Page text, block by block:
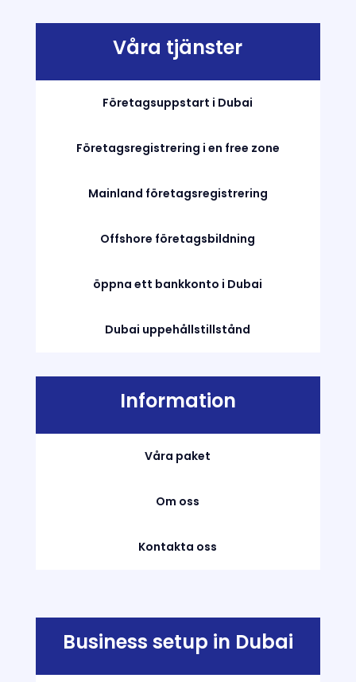
Våra tjänster
Företagsuppstart i Dubai
Företagsregistrering i en free zone
Mainland företagsregistrering
Offshore företagsbildning
öppna ett bankkonto i Dubai
Dubai uppehållstillstånd
Information
Våra paket
Om oss
Kontakta oss
Business setup in Dubai